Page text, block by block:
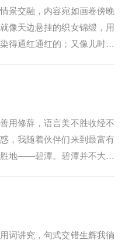
，我的双手不自觉地触到了
身...
景交融，内容宛如画卷傍晚
像天边悬挂的织女锦缎，用
得通红通红的；又像儿时最
，这橘红色的余光让她原本
用修辞，语言美不胜收经不
，我随着伙伴们来到最富有
地——碧潭。碧潭并不大，
都把曼妙的倩影投进了她的
词讲究，句式交错生辉我徜